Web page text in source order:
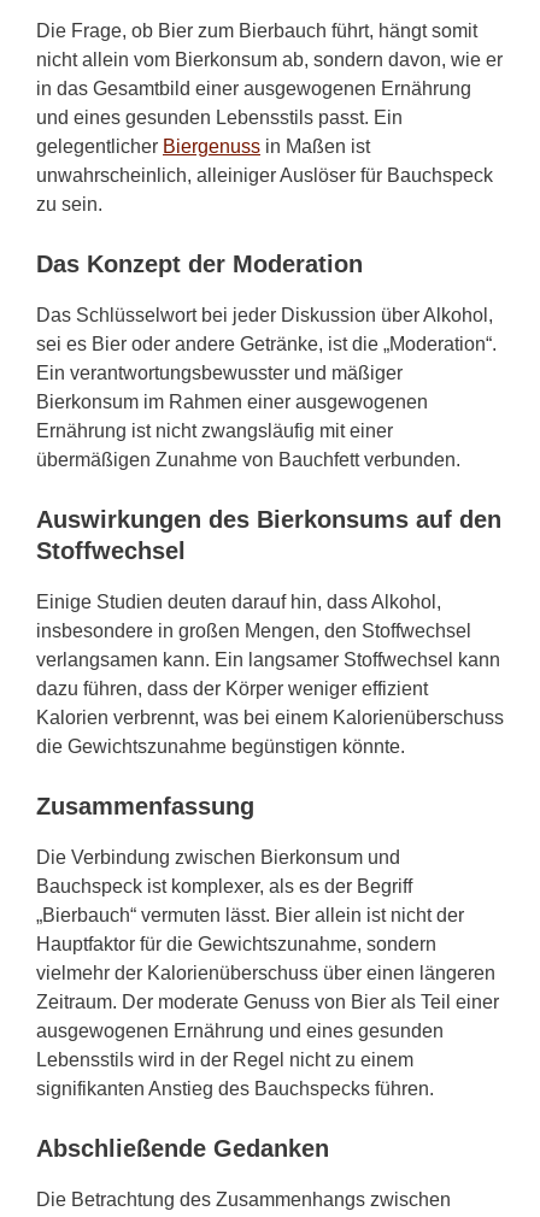
Die Frage, ob Bier zum Bierbauch führt, hängt somit
nicht allein vom Bierkonsum ab, sondern davon, wie er
in das Gesamtbild einer ausgewogenen Ernährung
und eines gesunden Lebensstils passt. Ein
gelegentlicher Biergenuss in Maßen ist
unwahrscheinlich, alleiniger Auslöser für Bauchspeck
zu sein.
Das Konzept der Moderation
Das Schlüsselwort bei jeder Diskussion über Alkohol,
sei es Bier oder andere Getränke, ist die „Moderation“.
Ein verantwortungsbewusster und mäßiger
Bierkonsum im Rahmen einer ausgewogenen
Ernährung ist nicht zwangsläufig mit einer
übermäßigen Zunahme von Bauchfett verbunden.
Auswirkungen des Bierkonsums auf den
Stoffwechsel
Einige Studien deuten darauf hin, dass Alkohol,
insbesondere in großen Mengen, den Stoffwechsel
verlangsamen kann. Ein langsamer Stoffwechsel kann
dazu führen, dass der Körper weniger effizient
Kalorien verbrennt, was bei einem Kalorienüberschuss
die Gewichtszunahme begünstigen könnte.
Zusammenfassung
Die Verbindung zwischen Bierkonsum und
Bauchspeck ist komplexer, als es der Begriff
„Bierbauch“ vermuten lässt. Bier allein ist nicht der
Hauptfaktor für die Gewichtszunahme, sondern
vielmehr der Kalorienüberschuss über einen längeren
Zeitraum. Der moderate Genuss von Bier als Teil einer
ausgewogenen Ernährung und eines gesunden
Lebensstils wird in der Regel nicht zu einem
signifikanten Anstieg des Bauchspecks führen.
Abschließende Gedanken
Die Betrachtung des Zusammenhangs zwischen